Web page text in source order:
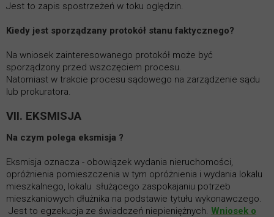
Jest to zapis spostrzeżeń w toku oględzin.
Kiedy jest sporządzany protokół stanu faktycznego?
Na wniosek zainteresowanego protokół może być
sporządzony przed wszczęciem procesu.
Natomiast w trakcie procesu sądowego na zarządzenie sądu
lub prokuratora.
VII. EKSMISJA
Na czym polega eksmisja ?
Eksmisja oznacza - obowiązek wydania nieruchomości,
opróżnienia pomieszczenia w tym opróżnienia i wydania lokalu
mieszkalnego, lokalu służącego zaspokajaniu potrzeb
mieszkaniowych dłużnika na podstawie tytułu wykonawczego.
Jest to egzekucja ze świadczeń niepieniężnych. Wniosek o